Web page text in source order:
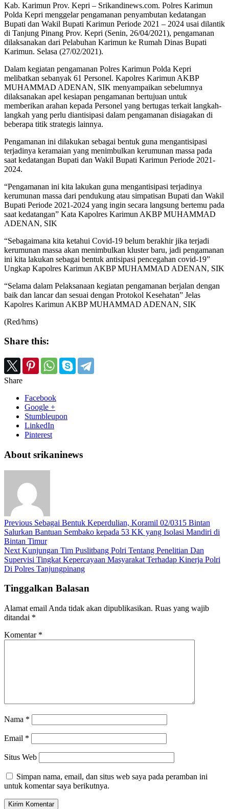
Kab. Karimun Prov. Kepri – Srikandinews.com. Polres Karimun
Polda Kepri menggelar pengamanan penyambutan kedatangan
Bupati dan Wakil Bupati Karimun Periode 2021 – 2024 usai dilantik
di Tanjung Pinang Prov. Kepri (Senin, 26/04/2021), pengamanan
dilaksanakan dari Pelabuhan Karimun ke Rumah Dinas Bupati
Karimun. Selasa (27/02/2021).
Dalam kegiatan pengamanan Polres Karimun Polda Kepri
melibatkan sebanyak 61 Personel. Kapolres Karimun AKBP
MUHAMMAD ADENAN, SIK menyampaikan sebelumnya
dilaksanakan apel kesiapan pengamanan bertujuan untuk
memberikan arahan kepada Personel yang bertugas terkait langkah-
langkah yang perlu diantisipasi dalam pengamanan disiagakan di
beberapa titik strategis lainnya.
Pengamanan ini dilakukan sebagai bentuk guna mengantisipasi
terjadinya keramaian yang menimbulkan kerumunan massa pada
saat kedatangan Bupati dan Wakil Bupati Karimun Periode 2021-
2024.
“Pengamanan ini kita lakukan guna mengantisipasi terjadinya
kerumunan massa dari pendukung atau simpatisan Bupati dan Wakil
Bupati Periode 2021-2024 yang ingin secara langsung bertemu pada
saat kedatangan” Kata Kapolres Karimun AKBP MUHAMMAD
ADENAN, SIK
“Sebagaimana kita ketahui Covid-19 belum berakhir jika terjadi
kerumunan massa akan menimbulkan kluster baru, jadi pengamanan
ini kita lakukan sebagai bentuk antisipasi pencegahan covid-19”
Ungkap Kapolres Karimun AKBP MUHAMMAD ADENAN, SIK
“Selama dalam Pelaksanaan kegiatan pengamanan berjalan dengan
baik dan lancar dan sesuai dengan Protokol Kesehatan” Jelas
Kapolres Karimun AKBP MUHAMMAD ADENAN, SIK
(Red/hms)
Share this:
Share
Facebook
Google +
Stumbleupon
LinkedIn
Pinterest
About srikaninews
Previous Sebagai Bentuk Keperdulian, Koramil 02/0315 Bintan
Salurkan Bantuan Sembako kepada 53 KK yang Isolasi Mandiri di
Bintan Timur
Next Kunjungan Tim Puslitbang Polri Tentang Penelitian Dan
Supervisi Tingkat Kepercayaan Masyarakat Terhadap Kinerja Polri
Di Polres Tanjungpinang
Tinggalkan Balasan
Alamat email Anda tidak akan dipublikasikan. Ruas yang wajib
ditandai *
Komentar *
Nama *
Email *
Situs Web
Simpan nama, email, dan situs web saya pada peramban ini
untuk komentar saya berikutnya.